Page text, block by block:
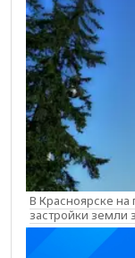
В Красноярске на
застройки земли